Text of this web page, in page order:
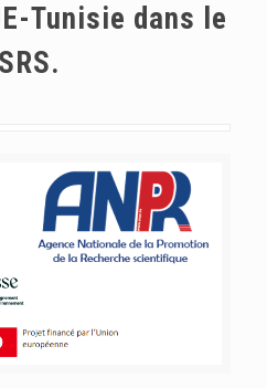
Tunisie dans le